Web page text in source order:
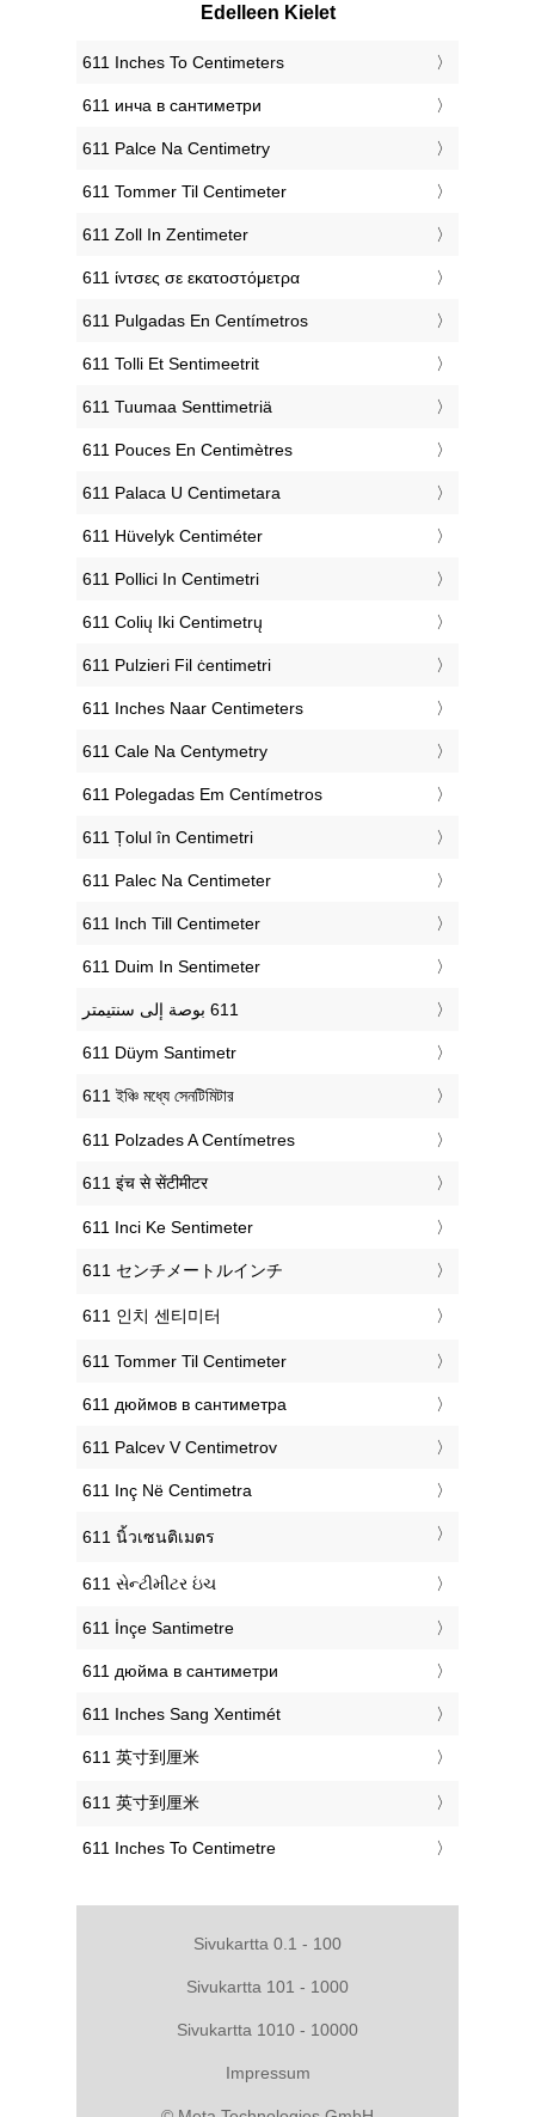
Edelleen Kielet
‎611 Inches To Centimeters
‎611 инча в сантиметри
‎611 Palce Na Centimetry
‎611 Tommer Til Centimeter
‎611 Zoll In Zentimeter
‎611 ίντσες σε εκατοστόμετρα
‎611 Pulgadas En Centímetros
‎611 Tolli Et Sentimeetrit
‎611 Tuumaa Senttimetriä
‎611 Pouces En Centimètres
‎611 Palaca U Centimetara
‎611 Hüvelyk Centiméter
‎611 Pollici In Centimetri
‎611 Colių Iki Centimetrų
‎611 Pulzieri Fil ċentimetri
‎611 Inches Naar Centimeters
‎611 Cale Na Centymetry
‎611 Polegadas Em Centímetros
‎611 Țolul în Centimetri
‎611 Palec Na Centimeter
‎611 Inch Till Centimeter
‎611 Duim In Sentimeter
‎611 Düym Santimetr
‎611 ইঞ্চি মধ্যে সেনটিমিটার
‎611 Polzades A Centímetres
‎611 इंच से सेंटीमीटर
‎611 Inci Ke Sentimeter
‎611 センチメートルインチ
‎611 인치 센티미터
‎611 Tommer Til Centimeter
‎611 дюймов в сантиметра
‎611 Palcev V Centimetrov
‎611 Inç Në Centimetra
‎611 นิ้วเซนติเมตร
‎611 સેન્ટીમીટર ઇંચ
‎611 İnçe Santimetre
‎611 дюйма в сантиметри
‎611 Inches Sang Xentimét
‎611 英寸到厘米
‎611 英寸到厘米
‎611 Inches To Centimetre
Sivukartta 0.1 - 100
Sivukartta 101 - 1000
Sivukartta 1010 - 10000
Impressum